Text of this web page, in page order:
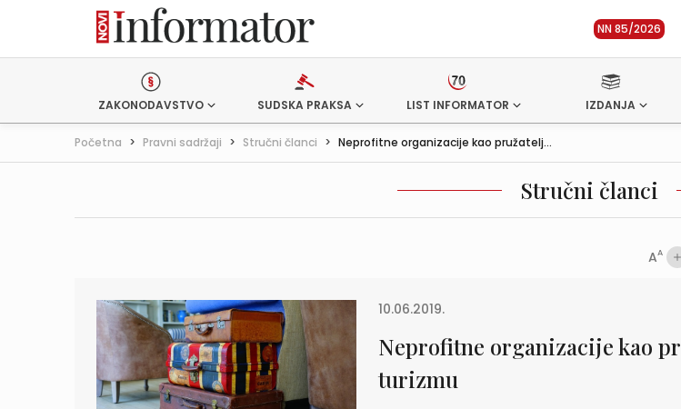
NN 85/2026
ZAKONODAVSTVO SUDSKA PRAKSA LIST INFORMATOR IZDANJA
Početna > Pravni sadržaji > Stručni članci > Neprofitne organizacije kao pružatelj...
Stručni članci
AA
10.06.2019.
Neprofitne organizacije kao
turizmu